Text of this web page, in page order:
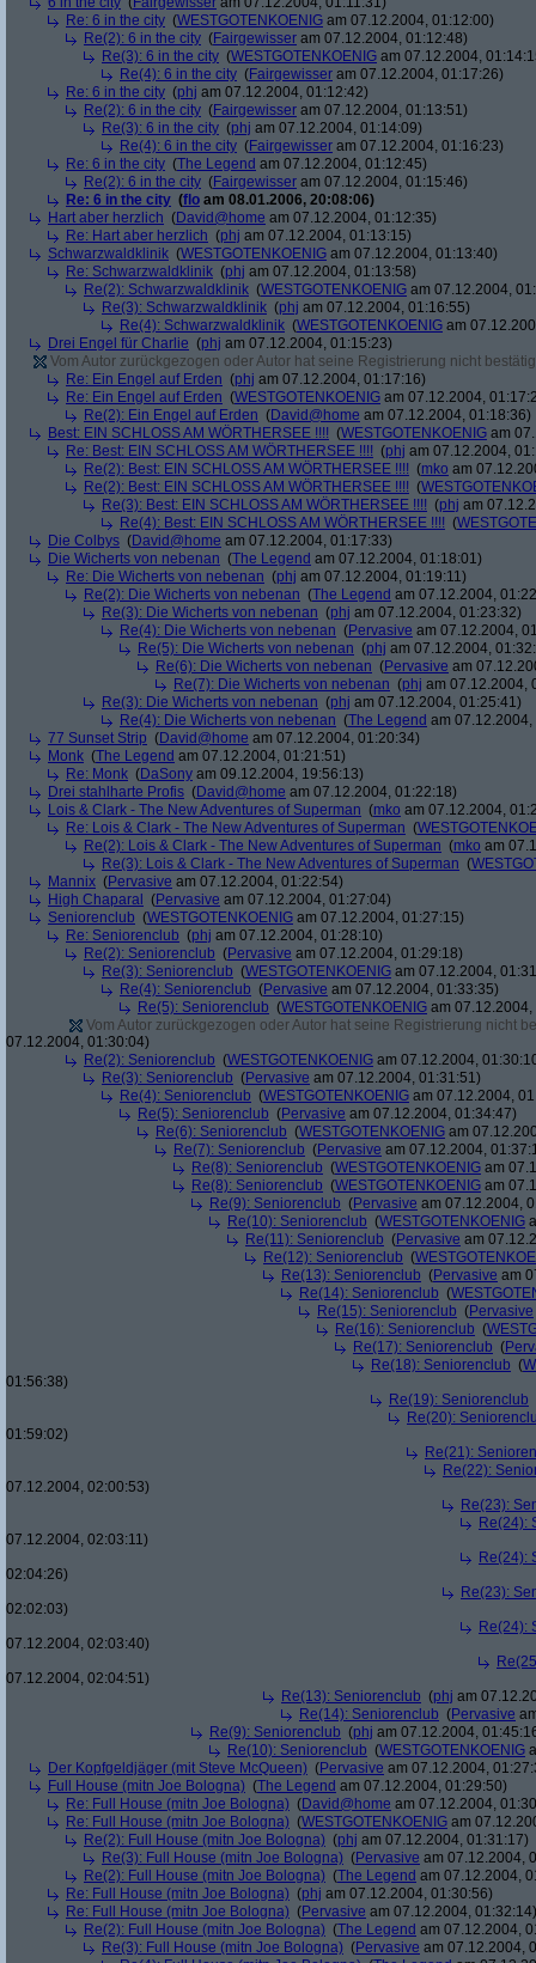
Re: 6 in the city (WESTGOTENKOENIG am 07.12.2004, 01:12:00)
Re(2): 6 in the city (Fairgewisser am 07.12.2004, 01:12:48)
Re(3): 6 in the city (WESTGOTENKOENIG am 07.12.2004,
Re(4): 6 in the city (Fairgewisser am 07.12.2004, 01:17:26)
Re: 6 in the city (phj am 07.12.2004, 01:12:42)
Re(2): 6 in the city (Fairgewisser am 07.12.2004, 01:13:51)
Re(3): 6 in the city (phj am 07.12.2004, 01:14:09)
Re(4): 6 in the city (Fairgewisser am 07.12.2004, 01:16:23)
Re: 6 in the city (The Legend am 07.12.2004, 01:12:45)
Re(2): 6 in the city (Fairgewisser am 07.12.2004, 01:15:46)
Re: 6 in the city (flo am 08.01.2006, 20:08:06)
Hart aber herzlich (David@home am 07.12.2004, 01:12:35)
Re: Hart aber herzlich (phj am 07.12.2004, 01:13:15)
Schwarzwaldklinik (WESTGOTENKOENIG am 07.12.2004, 01:13:40)
Re: Schwarzwaldklinik (phj am 07.12.2004, 01:13:58)
Re(2): Schwarzwaldklinik (WESTGOTENKOENIG am 07.12.2004,
Re(3): Schwarzwaldklinik (phj am 07.12.2004, 01:16:55)
Re(4): Schwarzwaldklinik (WESTGOTENKOENIG am
Drei Engel für Charlie (phj am 07.12.2004, 01:15:23)
Vom Autor zurückgezogen oder Autor hat seine Registrierung nicht
Re: Ein Engel auf Erden (phj am 07.12.2004, 01:17:16)
Re: Ein Engel auf Erden (WESTGOTENKOENIG am 07.12.2004,
Re(2): Ein Engel auf Erden (David@home am 07.12.2004, 01:18:36)
Best: EIN SCHLOSS AM WÖRTHERSEE !!!! (WESTGOTENKOENIG am
Re: Best: EIN SCHLOSS AM WÖRTHERSEE !!!! (phj am 07.12.2004,
Re(2): Best: EIN SCHLOSS AM WÖRTHERSEE !!!! (mko am
Re(2): Best: EIN SCHLOSS AM WÖRTHERSEE !!!! (
Re(3): Best: EIN SCHLOSS AM WÖRTHERSEE !!!! (phj am
Re(4): Best: EIN SCHLOSS AM WÖRTHERSEE !!!! (
Die Colbys (David@home am 07.12.2004, 01:17:33)
Die Wicherts von nebenan (The Legend am 07.12.2004, 01:18:01)
Re: Die Wicherts von nebenan (phj am 07.12.2004, 01:19:11)
Re(2): Die Wicherts von nebenan (The Legend am 07.12.2004,
Re(3): Die Wicherts von nebenan (phj am 07.12.2004, 01:23:32)
Re(4): Die Wicherts von nebenan (Pervasive am 07.12.2004,
Re(5): Die Wicherts von nebenan (phj am 07.12.2004,
Re(6): Die Wicherts von nebenan (Pervasive am
Re(7): Die Wicherts von nebenan (phj am 07.12.2004,
Re(3): Die Wicherts von nebenan (phj am 07.12.2004, 01:25:41)
Re(4): Die Wicherts von nebenan (The Legend am
77 Sunset Strip (David@home am 07.12.2004, 01:20:34)
Monk (The Legend am 07.12.2004, 01:21:51)
Re: Monk (DaSony am 09.12.2004, 19:56:13)
Drei stahlharte Profis (David@home am 07.12.2004, 01:22:18)
Lois & Clark - The New Adventures of Superman (mko am 07.12.2004,
Re: Lois & Clark - The New Adventures of Superman (
Re(2): Lois & Clark - The New Adventures of Superman (mko am
Re(3): Lois & Clark - The New Adventures of Superman (
Mannix (Pervasive am 07.12.2004, 01:22:54)
High Chaparal
(Pervasive am 07.12.2004, 01:27:04)
Seniorenclub (WESTGOTENKOENIG am 07.12.2004, 01:27:15)
Re: Seniorenclub (phj am 07.12.2004, 01:28:10)
Re(2): Seniorenclub (Pervasive am 07.12.2004, 01:29:18)
Re(3): Seniorenclub (WESTGOTENKOENIG am 07.12.2004,
Re(4): Seniorenclub (Pervasive am 07.12.2004, 01:33:35)
Re(5): Seniorenclub (WESTGOTENKOENIG am
Vom Autor zurückgezogen oder Autor hat seine Registrierung nicht
07.12.2004, 01:30:04)
Re(2): Seniorenclub (WESTGOTENKOENIG am 07.12.2004,
Re(3): Seniorenclub (Pervasive am 07.12.2004, 01:31:51)
Re(4): Seniorenclub (WESTGOTENKOENIG am 07.12.2004,
Re(5): Seniorenclub (Pervasive am 07.12.2004, 01:34:47)
Re(6): Seniorenclub (WESTGOTENKOENIG am
Re(7): Seniorenclub (Pervasive am 07.12.2004,
Re(8): Seniorenclub (WESTGOTENKOENIG am
Re(8): Seniorenclub (WESTGOTENKOENIG am
Re(9): Seniorenclub (Pervasive am 07.12.2004,
Re(10): Seniorenclub (WESTGOTENKOENIG
Re(11): Seniorenclub (Pervasive am
Re(12): Seniorenclub (
Re(13): Seniorenclub (Pervasive am
Re(14): Seniorenclub (
Re(15): Seniorenclub (Pervasive
Re(16): Seniorenclub (
Re(17): Seniorenclub (
Re(18): Seniorenclub (
01:56:38)
Re(19): Seniorenclub
Re(20):
01:59:02)
Re(21):
Re(22):
07.12.2004, 02:00:53)
Re(23):
Re(24):
07.12.2004, 02:03:11)
Re(24):
02:04:26)
Re(23):
02:02:03)
Re(24):
07.12.2004, 02:03:40)
07.12.2004, 02:04:51)
Re(13): Seniorenclub (phj am
Re(14): Seniorenclub (Pervasive
Re(9): Seniorenclub (phj am 07.12.2004,
Re(10): Seniorenclub (WESTGOTENKOENIG
Der Kopfgeldjäger (mit Steve McQueen) (Pervasive am 07.12.2004,
Full House (mitn Joe Bologna) (The Legend am 07.12.2004, 01:29:50)
Re: Full House (mitn Joe Bologna) (David@home am 07.12.2004,
Re: Full House (mitn Joe Bologna) (WESTGOTENKOENIG am
Re(2): Full House (mitn Joe Bologna) (phj am 07.12.2004, 01:31:17)
Re(3): Full House (mitn Joe Bologna) (Pervasive am 07.12.2004,
Re(2): Full House (mitn Joe Bologna) (The Legend am 07.12.2004,
Re: Full House (mitn Joe Bologna) (phj am 07.12.2004, 01:30:56)
Re: Full House (mitn Joe Bologna) (Pervasive am 07.12.2004, 01:32:14)
Re(2): Full House (mitn Joe Bologna) (The Legend am 07.12.2004,
Re(3): Full House (mitn Joe Bologna) (Pervasive am 07.12.2004,